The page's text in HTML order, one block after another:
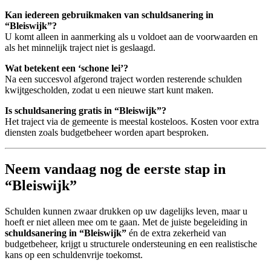
Kan iedereen gebruikmaken van schuldsanering in
“Bleiswijk”?
U komt alleen in aanmerking als u voldoet aan de voorwaarden en
als het minnelijk traject niet is geslaagd.
Wat betekent een ‘schone lei’?
Na een succesvol afgerond traject worden resterende schulden
kwijtgescholden, zodat u een nieuwe start kunt maken.
Is schuldsanering gratis in “Bleiswijk”?
Het traject via de gemeente is meestal kosteloos. Kosten voor extra
diensten zoals budgetbeheer worden apart besproken.
Neem vandaag nog de eerste stap in
“Bleiswijk”
Schulden kunnen zwaar drukken op uw dagelijks leven, maar u
hoeft er niet alleen mee om te gaan. Met de juiste begeleiding in
schuldsanering in “Bleiswijk” én de extra zekerheid van
budgetbeheer, krijgt u structurele ondersteuning en een realistische
kans op een schuldenvrije toekomst.